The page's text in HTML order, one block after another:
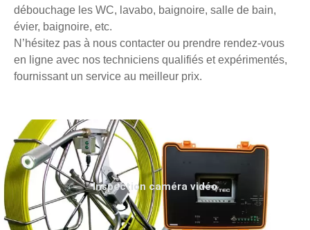
débouchage les WC, lavabo, baignoire, salle de bain,
évier, baignoire, etc.
N’hésitez pas à nous contacter ou prendre rendez-vous
en ligne avec nos techniciens qualifiés et expérimentés,
fournissant un service au meilleur prix.
Inspection caméra vidéo